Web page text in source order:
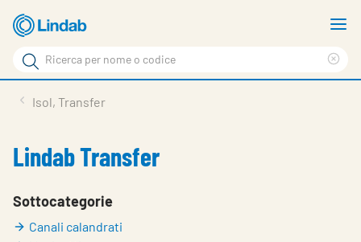
Vai
contenuto
principale
Cerca
Cerca
Soluzioni
Downloads
Strumenti
Isol, Transfer
Lindab Transfer
Sottocategorie
Canali calandrati